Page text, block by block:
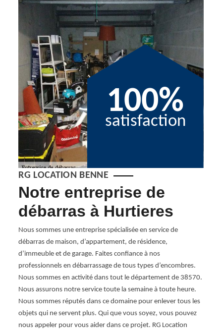
100%
satisfaction
RG LOCATION BENNE
Notre entreprise de
débarras à Hurtieres
Nous sommes une entreprise spécialisée en service de
débarras de maison, d’appartement, de résidence,
d’immeuble et de garage. Faites confiance à nos
professionnels en débarrassage de tous types d’encombres.
Nous sommes en activité dans tout le département de 38570.
Nous assurons notre service toute la semaine à toute heure.
Nous sommes réputés dans ce domaine pour enlever tous les
objets qui ne servent plus. Qui que vous soyez, vous pouvez
nous appeler pour vous aider dans ce projet. RG Location